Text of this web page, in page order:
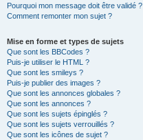
Pourquoi mon message doit être validé ?
Comment remonter mon sujet ?
Mise en forme et types de sujets
Que sont les BBCodes ?
Puis-je utiliser le HTML ?
Que sont les smileys ?
Puis-je publier des images ?
Que sont les annonces globales ?
Que sont les annonces ?
Que sont les sujets épinglés ?
Que sont les sujets verrouillés ?
Que sont les icônes de sujet ?